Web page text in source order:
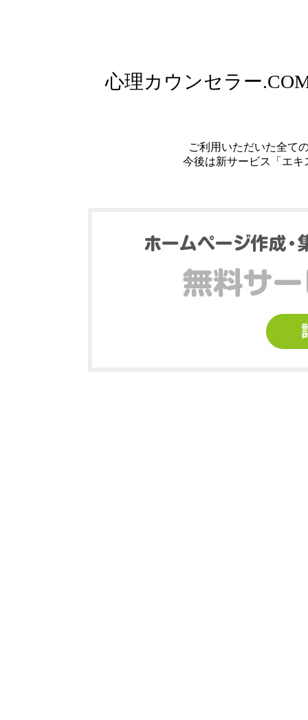
心理カウンセラー
ご利用いただいた全て
今後は新サービス「エ